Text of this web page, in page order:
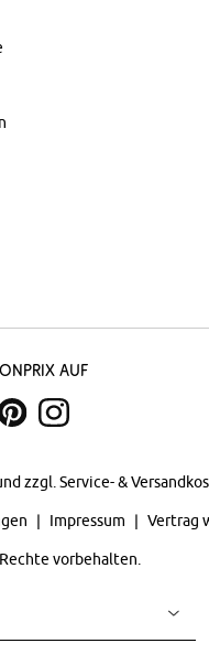
auf
zzgl. Service- &
Impressum Vertrag
vorbehalten.